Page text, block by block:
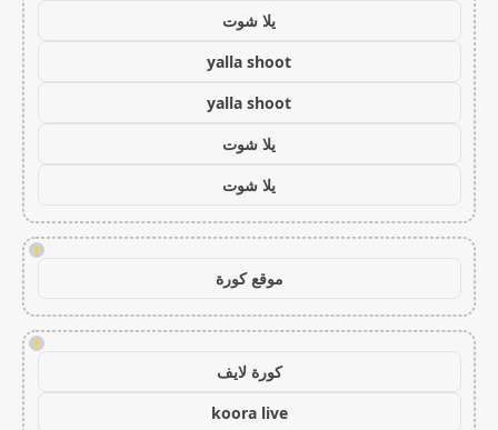
يلا شوت
yalla shoot
yalla shoot
يلا شوت
يلا شوت
!
موقع كورة
!
كورة لايف
koora live